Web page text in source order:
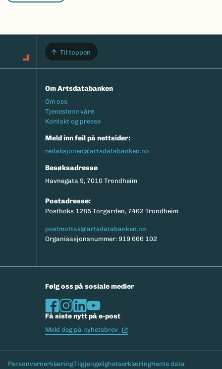
Til toppen
Om Artsdatabanken
Footermeny
Om oss
Tjenestene våre
Kontakt og presse
Meld inn feil på nettsider:
redaksjonen@artsdatabanken.no
Besøksadresse
Havnegata 9, 7010 Trondheim
Postadresse:
Postboks 1285 Torgarden, 7462 Trondheim
postmottak@artsdatabanken.no
Organisasjonsnummer: 919 666 102
Følg oss på sosiale medier
Få siste nytt på e-post
Meld deg på nyhetsbrev
Bunntekst
PersonvernerklæringTilgjengelighetserklæringHente data